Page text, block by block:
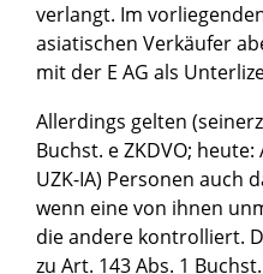
verlangt. Im
asiatischen Verkäufer
mit der E AG als
Allerdings gelten
Buchst. e ZKDVO;
UZK-IA) Personen auch
wenn eine von ihnen
die andere kontrolliert.
zu Art. 143 Abs. 1